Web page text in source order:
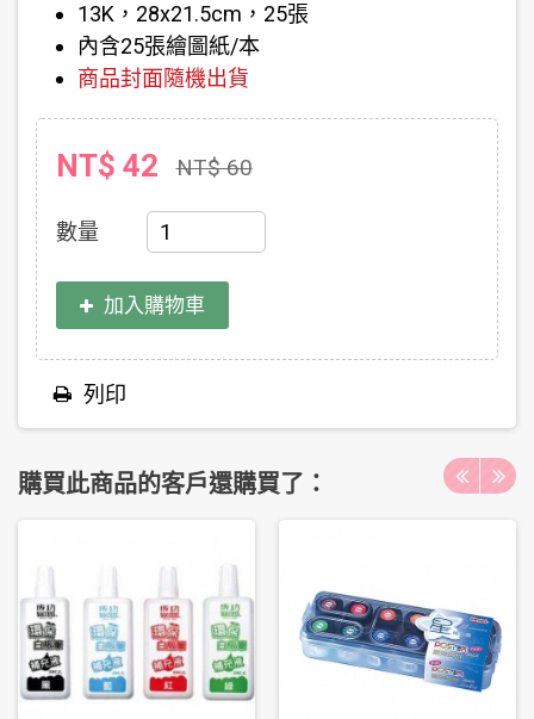
13K，28x21.5cm，25張
內含25張繪圖紙/本
商品封面隨機出貨
NT$ 42 NT$ 60
數量
加入購物車
列印
購買此商品的客戶還購買了：